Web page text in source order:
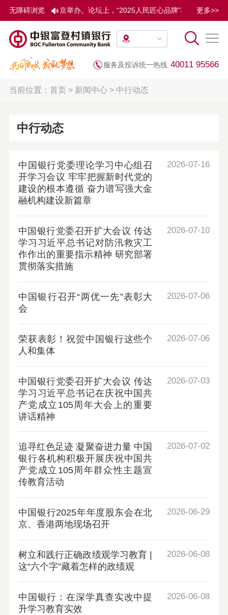
无障碍浏览
人民财经论坛”在京举办。论坛上，“2025人民匠心品牌”和“2025建
更多>>
服务及投诉统一热线 40011 95566
当前位置： 首页> 新闻中心> 中行动态
中行动态
中国银行党委理论学习中心组召
开学习会议 牢牢把握新时代党的
建设的根本遵循 奋力谱写强大金
融机构建设新篇章
2026-07-16
中国银行党委召开扩大会议 传达
学习习近平总书记对防汛救灾工
作作出的重要指示精神 研究部署
贯彻落实措施
2026-07-10
中国银行召开“两优一先”表彰大
会
2026-07-06
荣获表彰！祝贺中国银行这些个
人和集体
2026-07-06
中国银行党委召开扩大会议 传达
学习习近平总书记在庆祝中国共
产党成立105周年大会上的重要
讲话精神
2026-07-03
追寻红色足迹 凝聚奋进力量 中国
银行各机构积极开展庆祝中国共
产党成立105周年群众性主题宣
传教育活动
2026-07-02
中国银行2025年年度股东会在北
京、香港两地现场召开
2026-06-29
树立和践行正确政绩观学习教育 |
这“六个字”藏着怎样的政绩观
2026-06-08
中国银行：在深学真查实改中提
升学习教育实效
2026-06-08